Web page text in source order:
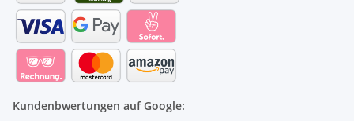
Kundenbwertungen auf Google: